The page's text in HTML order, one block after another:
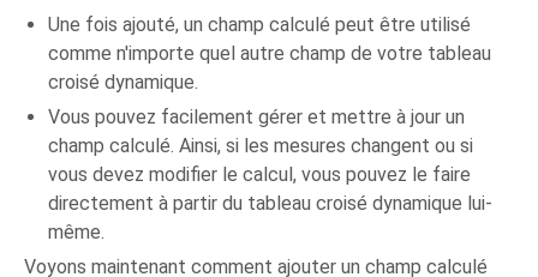
Une fois ajouté, un champ calculé peut être utilisé
comme n'importe quel autre champ de votre tableau
croisé dynamique.
Vous pouvez facilement gérer et mettre à jour un
champ calculé. Ainsi, si les mesures changent ou si
vous devez modifier le calcul, vous pouvez le faire
directement à partir du tableau croisé dynamique lui-
même.
Voyons maintenant comment ajouter un champ calculé